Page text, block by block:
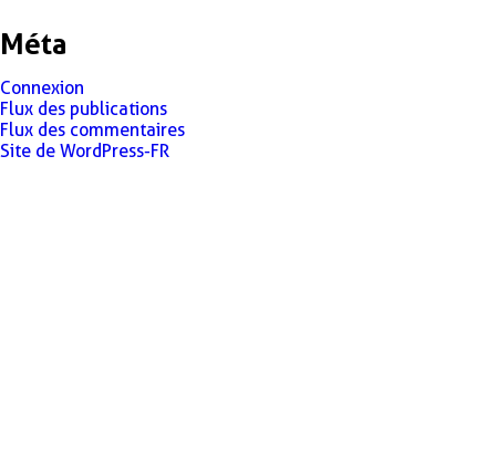
Méta
Connexion
Flux des publications
Flux des commentaires
Site de WordPress-FR